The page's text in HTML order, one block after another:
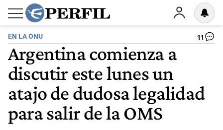
EN LA ONU 11
Argentina comienza a
discutir este lunes un
atajo de dudosa legalidad
para salir de la OMS